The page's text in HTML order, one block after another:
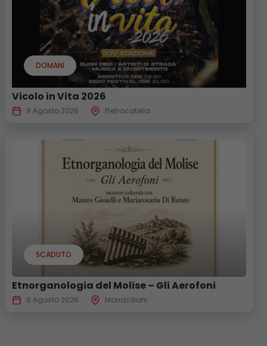
DOMANI
Vicolo in Vita 2026
9 Agosto 2026 Pietracatella
SCADUTO
Etnorganologia del Molise – Gli Aerofoni
6 Agosto 2026 Monacilioni